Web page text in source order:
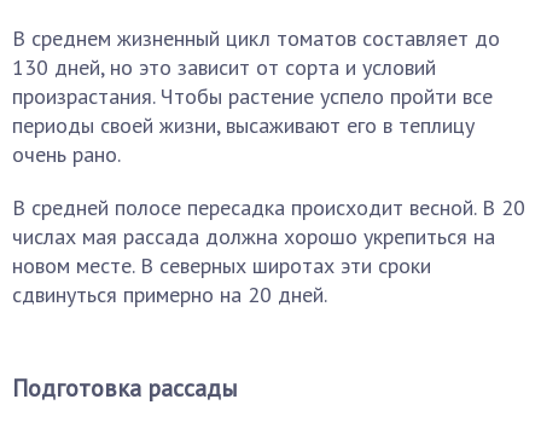
В среднем жизненный цикл томатов составляет до
130 дней, но это зависит от сорта и условий
произрастания. Чтобы растение успело пройти все
периоды своей жизни, высаживают его в теплицу
очень рано.
В средней полосе пересадка происходит весной. В 20
числах мая рассада должна хорошо укрепиться на
новом месте. В северных широтах эти сроки
сдвинуться примерно на 20 дней.
Подготовка рассады